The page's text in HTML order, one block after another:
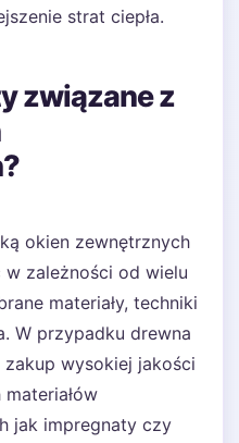
strat ciepła.
związane z
okien zewnętrznych
zależności od wielu
materiały, techniki
W przypadku drewna
wysokiej jakości
jak impregnaty czy